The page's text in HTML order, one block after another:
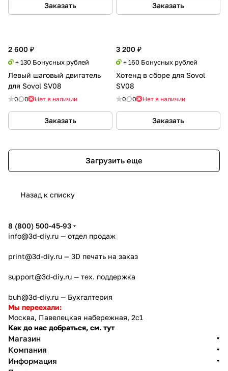
Заказать Заказать
2 600 ₽
+ 130 Бонусных рублей
Левый шаговый двигатель
для Sovol SV08
0 0 Нет в наличии
Заказать
3 200 ₽
+ 160 Бонусных рублей
Хотенд в сборе для Sovol
SV08
0 0 Нет в наличии
Заказать
Загрузить еще
Назад к списку
8 (800) 500-45-93
info@3d-diy.ru — отдел продаж
print@3d-diy.ru — 3D печать на заказ
support@3d-diy.ru — тех. поддержка
buh@3d-diy.ru — Бухгалтерия
Мы переехали:
Москва, Павелецкая набережная, 2с1
Как до нас добраться, см. тут
Магазин
Компания
Информация